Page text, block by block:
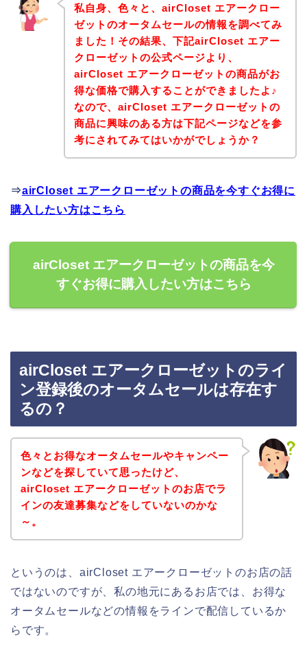
私自身、色々と、airCloset エアークロー
ゼットのオータムセールの情報を調べてみ
ました！その結果、下記airCloset エアー
クローゼットの公式ページより、
airCloset エアークローゼットの商品がお
得な価格で購入することができましたよ♪
なので、airCloset エアークローゼットの
商品に興味のある方は下記ページなどを参
考にされてみてはいかがでしょうか？
⇒airCloset エアークローゼットの商品を今すぐお得に
購入したい方はこちら
airCloset エアークローゼットの商品を今
すぐお得に購入したい方はこちら
airCloset エアークローゼットのライ
ン登録後のオータムセールは存在す
るの？
色々とお得なオータムセールやキャンペー
ンなどを探していて思ったけど、
airCloset エアークローゼットのお店でラ
インの友達募集などをしていないのかな
～。
というのは、airCloset エアークローゼットのお店の話
ではないのですが、私の地元にあるお店では、お得な
オータムセールなどの情報をラインで配信しているか
らです。